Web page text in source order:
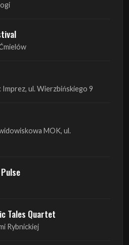
ul. Wierzbińskiego 9
MOK, ul.
Tales Quartet
Rybnickiej